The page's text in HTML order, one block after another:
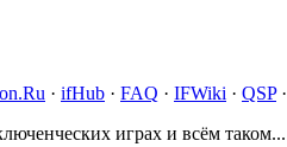
· ifHub · FAQ · IFWiki · QSP·
играх и всём таком...